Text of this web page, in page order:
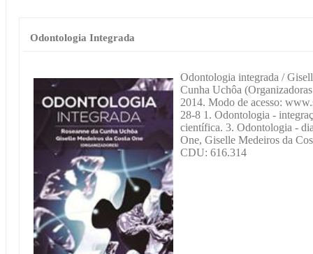
Odontologia Integrada
Odontologia integrada /
Cunha Uchôa
2014. Modo de acesso:
28-8 1. Odontologia -
científica. 3. Odontologia -
One, Giselle Medeiros da
CDU: 616.314